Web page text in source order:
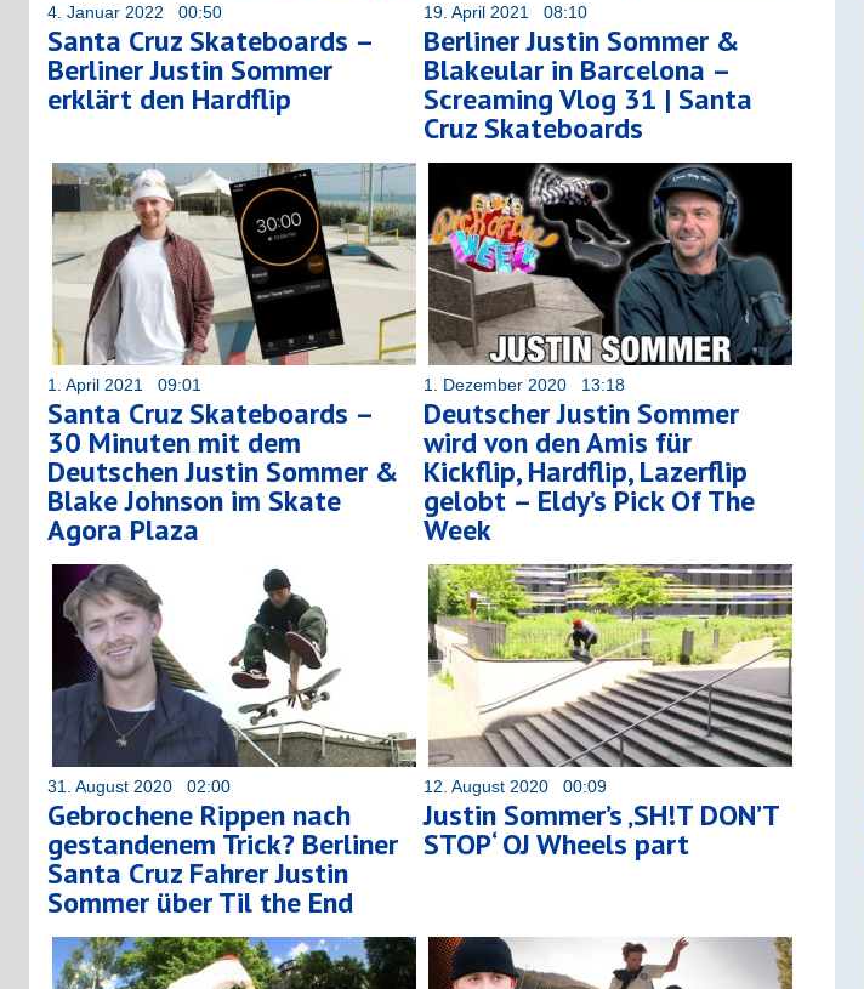
4. Januar 2022 00:50
Santa Cruz Skateboards –
Berliner Justin Sommer
erklärt den Hardflip
19. April 2021 08:10
Berliner Justin Sommer &
Blakeular in Barcelona –
Screaming Vlog 31 | Santa
Cruz Skateboards
1. April 2021 09:01
Santa Cruz Skateboards –
30 Minuten mit dem
Deutschen Justin Sommer &
Blake Johnson im Skate
Agora Plaza
1. Dezember 2020 13:18
Deutscher Justin Sommer
wird von den Amis für
Kickflip, Hardflip, Lazerflip
gelobt – Eldy’s Pick Of The
Week
31. August 2020 02:00
Gebrochene Rippen nach
gestandenem Trick? Berliner
Santa Cruz Fahrer Justin
Sommer über Til the End
12. August 2020 00:09
Justin Sommer’s ‚SH!T DON’T
STOP‘ OJ Wheels part